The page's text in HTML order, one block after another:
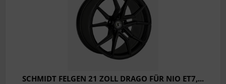
SCHMIDT FELGEN 21 ZOLL DRAGO FÜR NIO ET7,...